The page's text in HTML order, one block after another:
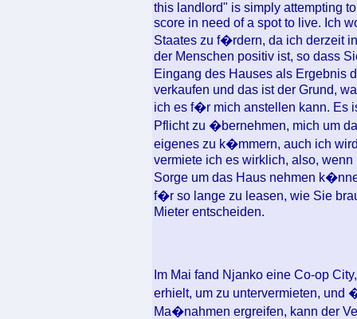
this landlord" is simply attempting
score in need of a spot to live. Ich
Staates zu f�rdern, da ich derzeit
der Menschen positiv ist, so dass
Eingang des Hauses als Ergebnis
verkaufen und das ist der Grund,
ich es f�r mich anstellen kann. Es
Pflicht zu �bernehmen, mich um
eigenes zu k�mmern, auch ich
vermiete ich es wirklich, also,
Sorge um das Haus nehmen
f�r so lange zu leasen, wie Sie
Mieter entscheiden.
Im Mai fand Njanko eine Co-op
erhielt, um zu untervermieten, und
Ma�nahmen ergreifen, kann der